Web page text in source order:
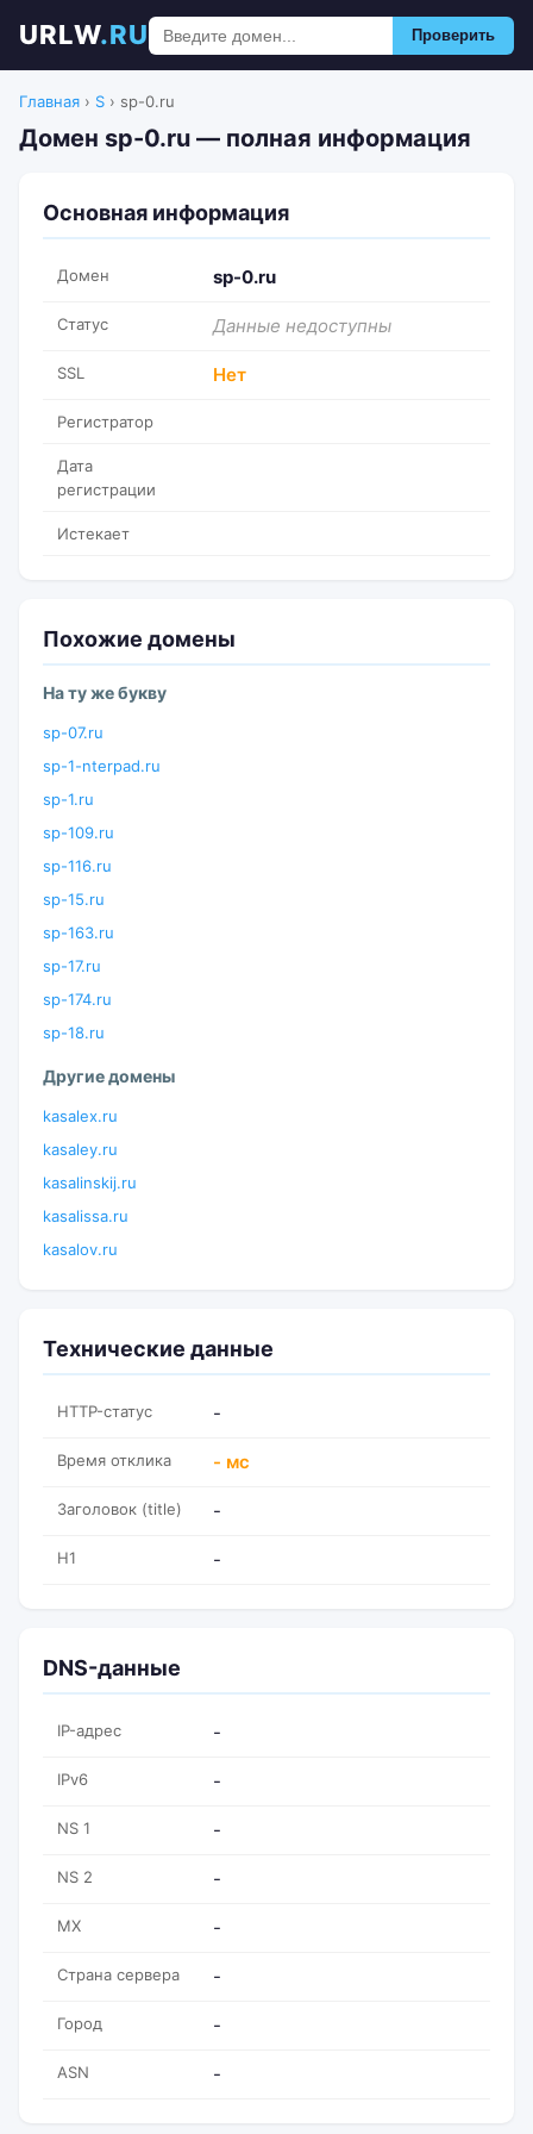
URLW.RU Проверить
Главная › S › sp-0.ru
Домен sp-0.ru — полная информация
Основная информация
Домен sp-0.ru
Статус Данные недоступны
SSL Нет
Регистратор
Дата
регистрации
Истекает
Похожие домены
На ту же букву
sp-07.ru
sp-1-nterpad.ru
sp-1.ru
sp-109.ru
sp-116.ru
sp-15.ru
sp-163.ru
sp-17.ru
sp-174.ru
sp-18.ru
Другие домены
kasalex.ru
kasaley.ru
kasalinskij.ru
kasalissa.ru
kasalov.ru
Технические данные
HTTP-статус -
Время отклика - мс
Заголовок (title) -
H1 -
DNS-данные
IP-адрес -
IPv6 -
NS 1 -
NS 2 -
MX -
Страна сервера -
Город -
ASN -